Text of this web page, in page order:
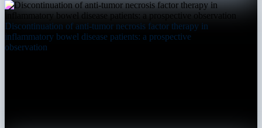
Discontinuation of anti-tumor necrosis factor therapy in
inflammatory bowel disease patients: a prospective
observation